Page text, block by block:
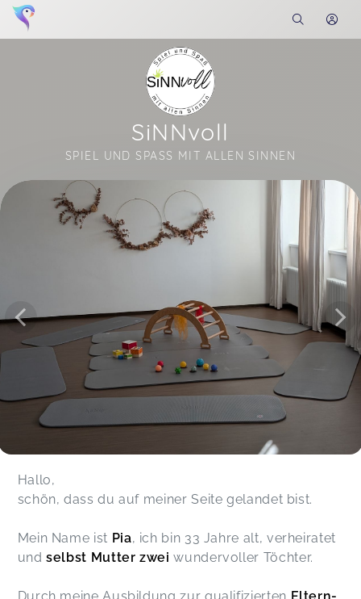
SiNNvoll
SPIEL UND SPASS MIT ALLEN SINNEN
Soon you will learn more about me here...
Hallo,
schön, dass du auf meiner Seite gelandet bist.
Mein Name ist Pia, ich bin 33 Jahre alt, verheiratet
undselbst Mutter zwei wundervoller Töchter.